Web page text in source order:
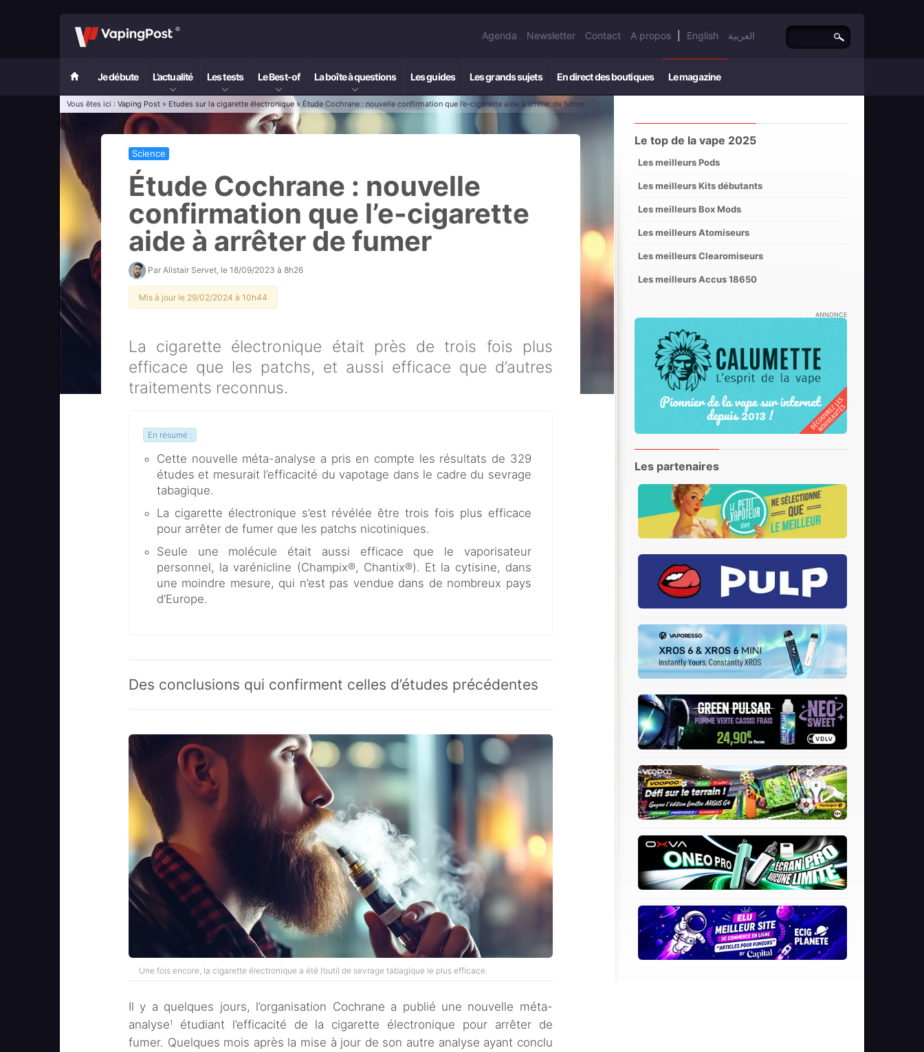
Agenda Newsletter Contact A propos English العربية
Je débute L’actualité Les tests Le Best-of La boîte à questions Les guides Les grands sujets En direct des boutiques Le magazine
Vous êtes ici : Vaping Post » Etudes sur la cigarette électronique» Étude Cochrane : nouvelle confirmation que l’e-cigarette aide à arrêter de fumer
Science
Étude Cochrane : nouvelle
confirmation que l’e-cigarette
aide à arrêter de fumer
Par Alistair Servet , le 18/09/2023 à 8h26
Mis à jour le 29/02/2024 à 10h44
La cigarette électronique était près de trois fois plus
efficace que les patchs, et aussi efficace que d’autres
traitements reconnus.
En résumé :
Cette nouvelle méta-analyse a pris en compte les résultats de 329
études et mesurait l’efficacité du vapotage dans le cadre du sevrage
tabagique.
La cigarette électronique s’est révélée être trois fois plus efficace
pour arrêter de fumer que les patchs nicotiniques.
Seule une molécule était aussi efficace que le vaporisateur
personnel, la varénicline (Champix®, Chantix®). Et la cytisine, dans
une moindre mesure, qui n’est pas vendue dans de nombreux pays
d’Europe.
Des conclusions qui confirment celles d’études précédentes
Une fois encore, la cigarette électronique a été l’outil de sevrage tabagique le plus efficace.
Il y a quelques jours, l’organisation Cochrane a publié une nouvelle méta-
analyse1
étudiant l’efficacité de la cigarette électronique pour arrêter de
fumer. Quelques mois après la mise à jour de son autre analyse ayant conclu
Le top de la vape 2025
Les meilleurs Pods
Les meilleurs Kits débutants
Les meilleurs Box Mods
Les meilleurs Atomiseurs
Les meilleurs Clearomiseurs
Les meilleurs Accus 18650
ANNONCE
Les partenaires